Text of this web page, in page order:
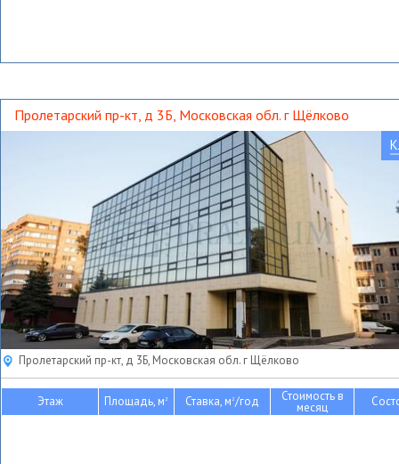
Пролетарский пр-кт, д 3Б, Московская обл. г Щёлково
Пролетарский пр-кт, д 3Б, Московская обл. г Щёлково
Этаж Площадь, м2 Ставка, м2/год Стоимость в
месяц